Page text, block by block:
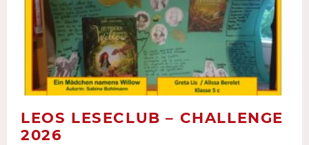
LEOS LESECLUB – CHALLENGE
2026